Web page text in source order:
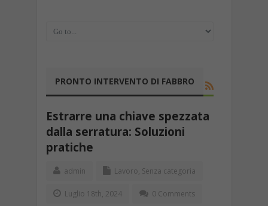
PRONTO INTERVENTO DI FABBRO
Estrarre una chiave spezzata
dalla serratura: Soluzioni
pratiche
admin Lavoro, Senza categoria
Luglio 18th, 2024 0 Comments